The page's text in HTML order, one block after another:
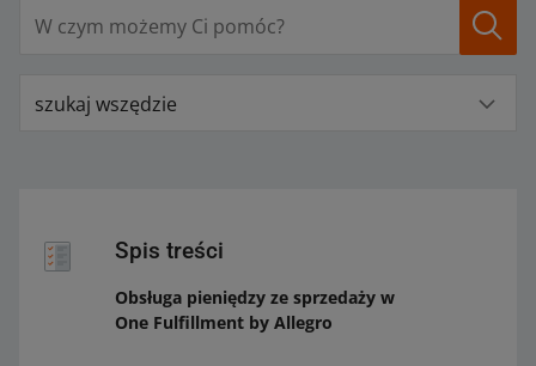
szukaj wszędzie
Spis treści
Obsługa pieniędzy ze sprzedaży w
One Fulfillment by Allegro